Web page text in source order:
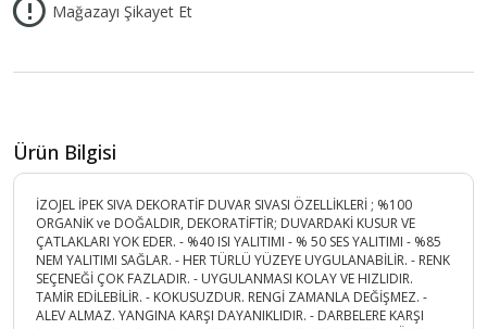
Mağazayı Şikayet Et
Ürün Bilgisi
İZOJEL İPEK SIVA DEKORATİF DUVAR SIVASI ÖZELLİKLERİ ; %100
ORGANİK ve DOĞALDIR, DEKORATİFTİR; DUVARDAKİ KUSUR VE
ÇATLAKLARI YOK EDER. - %40 ISI YALITIMI - % 50 SES YALITIMI - %85
NEM YALITIMI SAĞLAR. - HER TÜRLÜ YÜZEYE UYGULANABİLİR. - RENK
SEÇENEĞİ ÇOK FAZLADIR. - UYGULANMASI KOLAY VE HIZLIDIR.
TAMİR EDİLEBİLİR. - KOKUSUZDUR. RENGİ ZAMANLA DEĞİŞMEZ. -
ALEV ALMAZ. YANGINA KARŞI DAYANIKLIDIR. - DARBELERE KARŞI